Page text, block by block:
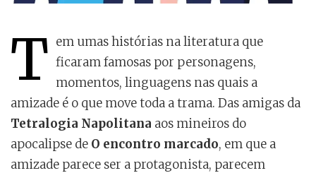
T em umas histórias na literatura que
ficaram famosas por personagens,
momentos, linguagens nas quais a
amizade é o que move toda a trama. Das amigas da
Tetralogia Napolitana aos mineiros do
apocalipse de O encontro marcado, em que a
amizade parece ser a protagonista, parecem